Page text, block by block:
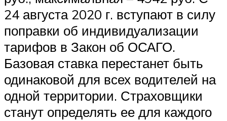
24 августа 2020 г. вступают в силу
поправки об индивидуализации
тарифов в Закон об ОСАГО.
Базовая ставка перестанет быть
одинаковой для всех водителей на
одной территории. Страховщики
станут определять ее для каждого